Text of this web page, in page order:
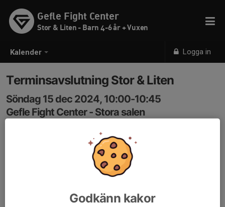
Kalender Logga in
Gefle Fight Center
Stor & Liten - Barn 4-6 år + Vuxen
Terminsavslutning Stor & Liten
Söndag 15 dec 2024, 10:00-10:45
Gefle Fight Center - Stora salen
Samling: 10:00, Gefle Fight Center - Stora salen
Välkomna till terminsavslutning.
Vi avslutar terminen med lekar, brottning, glass och
Godkänn kakor